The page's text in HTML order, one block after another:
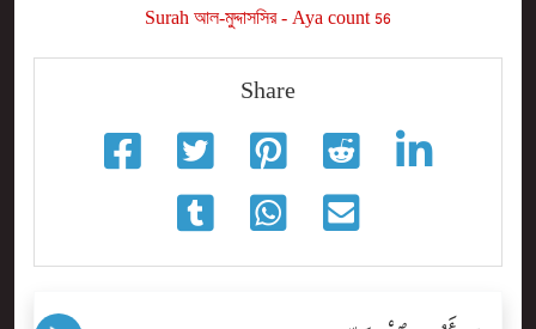
Surah আল-মুদ্দাসসির - Aya count 56
Share